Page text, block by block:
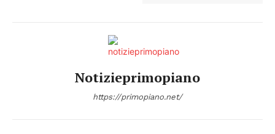
Notizieprimopiano
https://primopiano.net/